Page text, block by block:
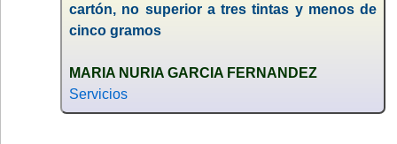
cartón, no superior a tres tintas y menos de
cinco gramos
MARIA NURIA GARCIA FERNANDEZ
Servicios